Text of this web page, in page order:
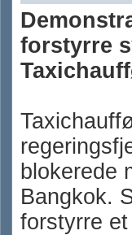
forstyrre
blokerede
Bangkok.
forstyrre